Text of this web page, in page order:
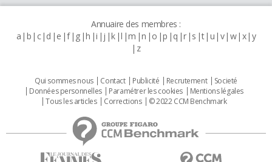
Annuaire des membres :
a b c d e f g h i j k l m n o p q r s t u v w x y
z
Qui sommes nous Contact Publicité Recrutement
Societé
Données personnelles
Paramétrer les cookies
Mentions légales
Tous les articles
Corrections © 2022 CCM Benchmark